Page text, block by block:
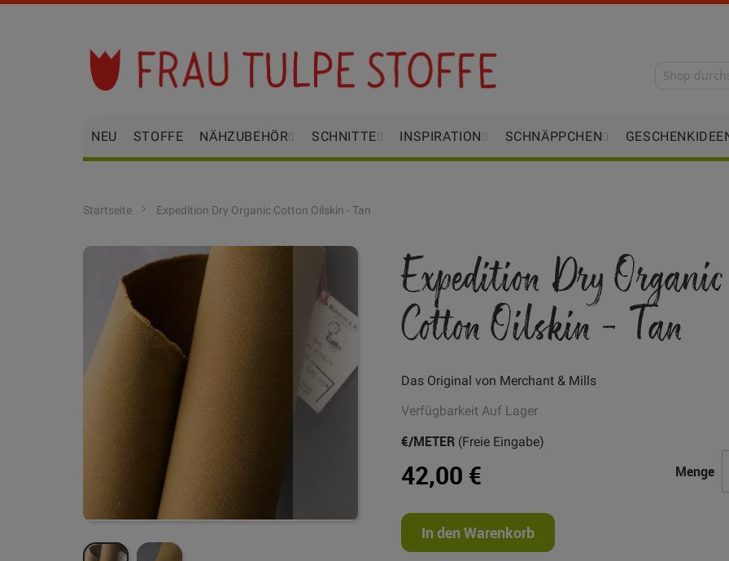
Inhalt
springen
NEU STOFFE NÄHZUBEHÖR SCHNITTE INSPIRATION SCHNÄPPCHEN
Startseite Expedition Dry Organic Cotton Oilskin - Tan
Zum
Bildgalerie
springen
Expedition Dry Organic
Cotton Oilskin - Tan
Das Original von Merchant & Mills
VerfügbarkeitAuf Lager
42,00 €
€/METER (Freie Eingabe)
Menge
In den Warenkorb